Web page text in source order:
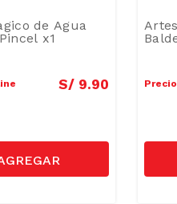
de Agua
x1
S/ 9.90